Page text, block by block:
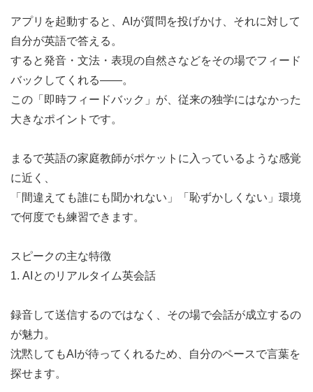
アプリを起動すると、AIが質問を投げかけ、それに対して
自分が英語で答える。
すると発音・文法・表現の自然さなどをその場でフィード
バックしてくれる――。
この「即時フィードバック」が、従来の独学にはなかった
大きなポイントです。
まるで英語の家庭教師がポケットに入っているような感覚
に近く、
「間違えても誰にも聞かれない」「恥ずかしくない」環境
で何度でも練習できます。
スピークの主な特徴
1. AIとのリアルタイム英会話
録音して送信するのではなく、その場で会話が成立するの
が魅力。
沈黙してもAIが待ってくれるため、自分のペースで言葉を
探せます。